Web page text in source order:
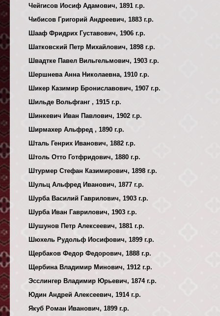
Чейгисов Иосиф Адамович, 1891 г.р.
Чибисов Григорий Андреевич, 1883 г.р.
Шааф Фридрих Густавович, 1906 г.р.
Шатковский Петр Михайлович, 1898 г.р.
Швадтке Павел Вильгельмович, 1903 г.р.
Шершнева Анна Николаевна, 1910 г.р.
Шикер Казимир Брониславович, 1907 г.р.
Шильде Вольфганг , 1915 г.р.
Шинкевич Иван Павлович, 1902 г.р.
Ширмахер Альфред , 1890 г.р.
Шталь Генрих Иванович, 1882 г.р.
Штоль Отто Готфридович, 1880 г.р.
Штурмер Стефан Казимирович, 1898 г.р.
Шульц Альфред Иванович, 1877 г.р.
Шурба Василий Гаврилович, 1903 г.р.
Шурба Иван Гаврилович, 1903 г.р.
Шушунов Петр Алексеевич, 1881 г.р.
Шюхель Рудольф Иосифович, 1899 г.р.
Щербаков Федор Федорович, 1888 г.р.
Щербина Владимир Минович, 1912 г.р.
Эсслингер Владимир Юрьевич, 1874 г.р.
Юдин Андрей Алексеевич, 1914 г.р.
Якуб Роман Иванович, 1899 г.р.